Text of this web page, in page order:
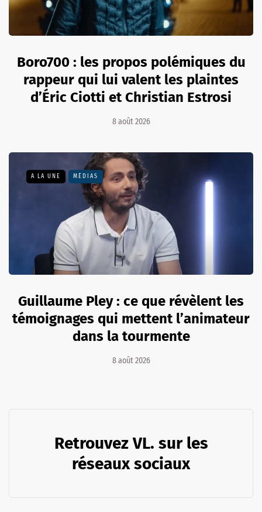
Boro700 : les propos polémiques du
rappeur qui lui valent les plaintes
d’Éric Ciotti et Christian Estrosi
8 août 2026
A LA UNE MÉDIAS
Guillaume Pley : ce que révèlent les
témoignages qui mettent l’animateur
dans la tourmente
8 août 2026
Retrouvez VL. sur les
réseaux sociaux